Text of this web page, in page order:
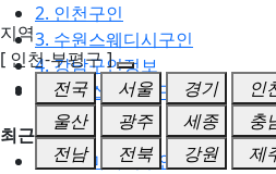
2. 인천구인
3. 수원스웨디시구인
4. 강남구인정보
5. 동탄스웨디시구인
최근검색어
1. 일산마사지구인
지역
[ 인천-부평구 ]
전국
서울 경기 인
울산
광주 세종 충
전남
전북 강원
제